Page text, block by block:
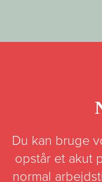
Du kan bruge
opstår et akut
normal